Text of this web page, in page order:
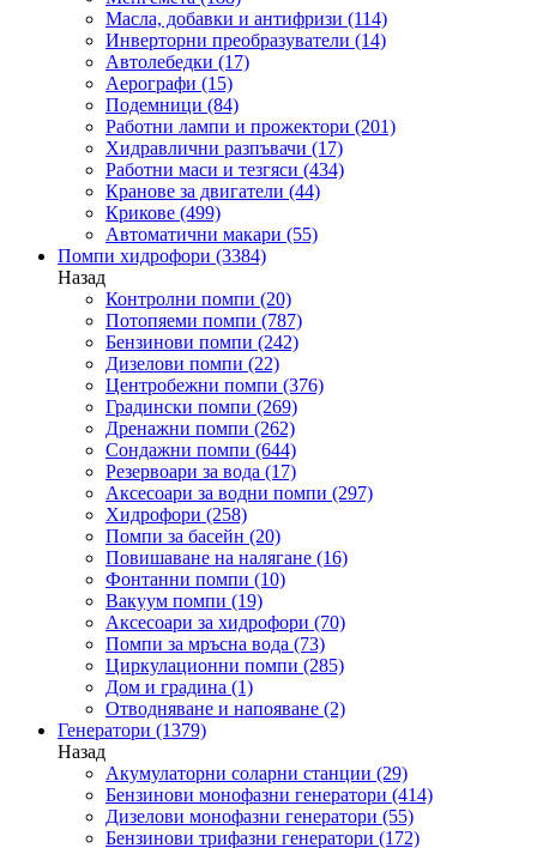
Масла, добавки и антифризи (114)
Инверторни преобразуватели (14)
Автолебедки (17)
Аерографи (15)
Подемници (84)
Работни лампи и прожектори (201)
Хидравлични разпъвачи (17)
Работни маси и тезгяси (434)
Кранове за двигатели (44)
Крикове (499)
Автоматични макари (55)
Помпи хидрофори (3384)
Назад
Контролни помпи (20)
Потопяеми помпи (787)
Бензинови помпи (242)
Дизелови помпи (22)
Центробежни помпи (376)
Градински помпи (269)
Дренажни помпи (262)
Сондажни помпи (644)
Резервоари за вода (17)
Аксесоари за водни помпи (297)
Хидрофори (258)
Помпи за басейн (20)
Повишаване на налягане (16)
Фонтанни помпи (10)
Вакуум помпи (19)
Аксесоари за хидрофори (70)
Помпи за мръсна вода (73)
Циркулационни помпи (285)
Дом и градина (1)
Отводняване и напояване (2)
Генератори (1379)
Назад
Акумулаторни соларни станции (29)
Бензинови монофазни генератори (414)
Дизелови монофазни генератори (55)
Бензинови трифазни генератори (172)